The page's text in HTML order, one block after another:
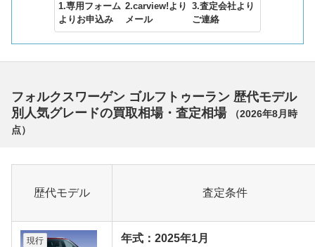
1.専用フォーム
よりお申込み
2.carview!より
メール
3.査定会社より
ご連絡
フォルクスワーゲン ゴルフトゥーラン 歴代モデル
別人気グレードの買取相場・査定相場
（2026年8月 時
点）
歴代モデル 査定条件
現行
年式：2025年1月